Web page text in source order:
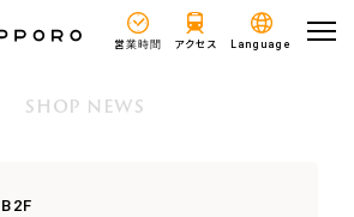
営業時間 アクセス Language
SHOP NEWS
B2F